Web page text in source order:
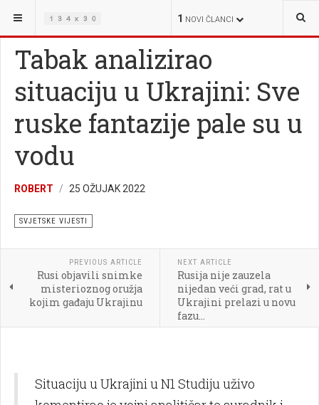
1 NOVI ČLANCI
NALAZITE SE OVDJE: SVJETSKE VIJESTI
Tabak analizirao
situaciju u Ukrajini: Sve
ruske fantazije pale su u
vodu
ROBERT 25 OŽUJAK 2022
SVJETSKE VIJESTI
PREVIOUS ARTICLE
Rusi objavili snimke
misterioznog oružja
kojim gađaju Ukrajinu
NEXT ARTICLE
Rusija nije zauzela
nijedan veći grad, rat u
Ukrajini prelazi u novu
fazu...
Situaciju u Ukrajini u N1 Studiju uživo